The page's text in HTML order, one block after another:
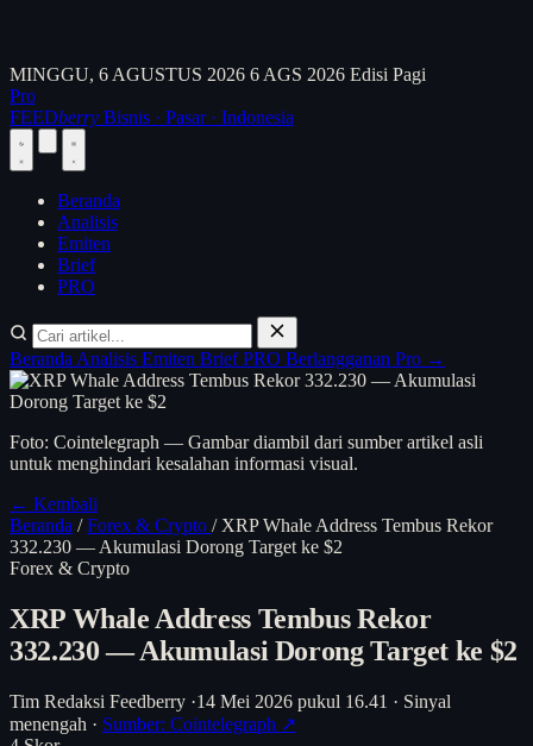
MINGGU, 6 AGUSTUS 2026 6 AGS 2026 Edisi Pagi
Pro
FEEDberry Bisnis · Pasar · Indonesia
Beranda
Analisis
Emiten
Brief
PRO
Beranda Analisis Emiten BriefPRO Berlangganan Pro →
Foto: Cointelegraph — Gambar diambil dari sumber artikel asli
untuk menghindari kesalahan informasi visual.
← Kembali
Beranda / Forex & Crypto / XRP Whale Address Tembus Rekor
332.230 — Akumulasi Dorong Target ke $2
Forex & Crypto
XRP Whale Address Tembus Rekor
332.230 — Akumulasi Dorong Target ke $2
Tim Redaksi Feedberry ·14 Mei 2026 pukul 16.41 · Sinyal
menengah · Sumber: Cointelegraph ↗